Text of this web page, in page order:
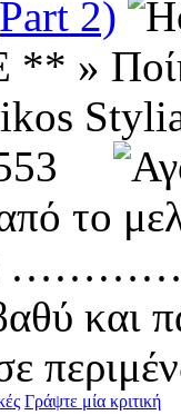
2)
** »
το
2 )
και
Γράψτε μία κριτική